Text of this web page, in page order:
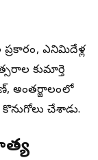
ఎనిమిదేళ్ల
కుమార్తె
అంతర్జాలంలో
చేశాడు.